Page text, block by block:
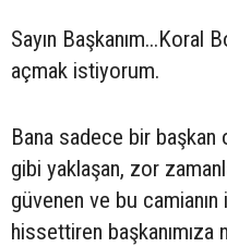
Sayın Başkanım...Koral
açmak istiyorum.
Bana sadece bir başkan
gibi yaklaşan, zor
güvenen ve bu
hissettiren